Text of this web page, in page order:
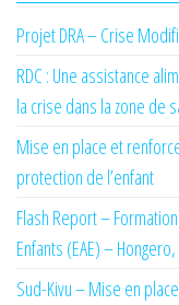
Projet DRA – Crise
RDC : Une assistance
la crise dans la zone de
Mise en place et
protection de l’enfant
Flash Report –
Enfants (EAE) –
Sud-Kivu – Mise en